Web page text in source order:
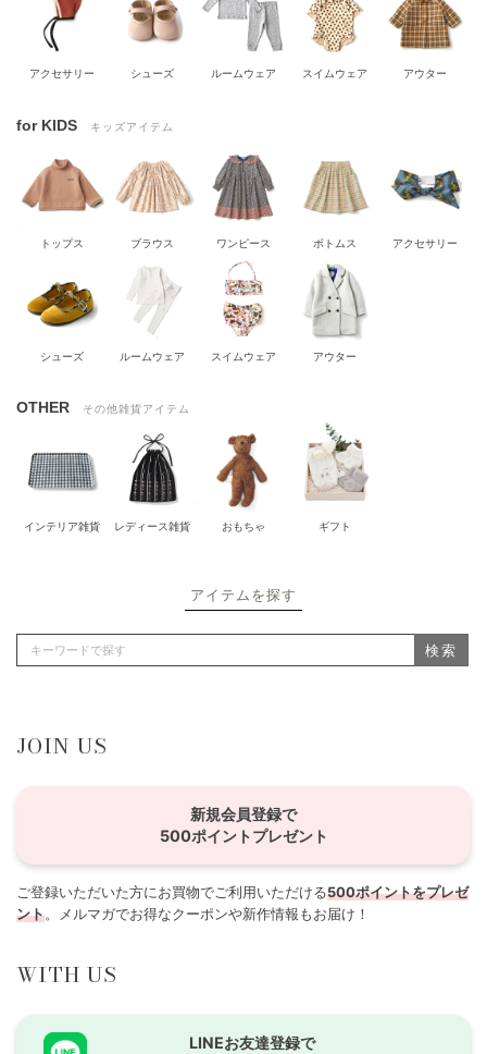
アクセサリー シューズ ルームウェア スイムウェア アウター
for KIDS キッズアイテム
トップス ブラウス ワンピース ボトムス アクセサリー
シューズ ルームウェア スイムウェア アウター
OTHER その他雑貨アイテム
インテリア雑貨 レディース雑貨 おもちゃ ギフト
アイテムを探す
検索
JOIN US
新規会員登録で
500ポイントプレゼント
ご登録いただいた方にお買物でご利用いただける500ポイントをプレゼ
ント。メルマガでお得なクーポンや新作情報もお届け！
WITH US
LINEお友達登録で